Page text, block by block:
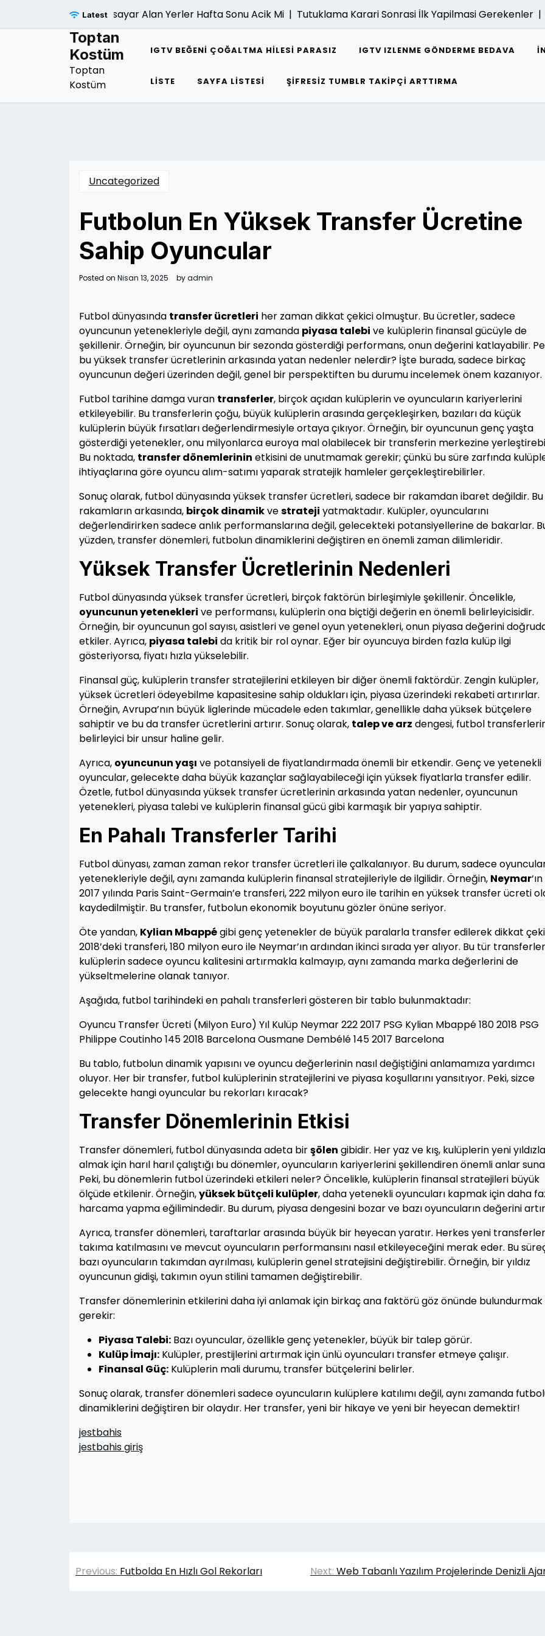
Latest
Bilgisayar Alan Yerler Hafta Sonu Acik Mi |Tutuklama Karari Sonrasi İlk Yapilmasi Gerekenler |E
Toptan
Kostüm
Toptan
Kostüm
IGTV BEĞENI ÇOĞALTMA HILESI PARASIZ IGTV IZLENME GÖNDERME BEDAVA
LISTE SAYFA LISTESI ŞIFRESIZ TUMBLR TAKIPÇI ARTTIRMA
Uncategorized
Futbolun En Yüksek Transfer Ücretine
Sahip Oyuncular
Posted on Nisan 13, 2025 byadmin
Futbol dünyasında transfer ücretleri her zaman dikkat çekici olmuştur. Bu ücretler, sadece
oyuncunun yetenekleriyle değil, aynı zamanda piyasa talebi ve kulüplerin finansal gücüyle de
şekillenir. Örneğin, bir oyuncunun bir sezonda gösterdiği performans, onun değerini katlayabilir.
bu yüksek transfer ücretlerinin arkasında yatan nedenler nelerdir? İşte burada, sadece birkaç
oyuncunun değeri üzerinden değil, genel bir perspektiften bu durumu incelemek önem kazanıyor.
Futbol tarihine damga vuran transferler, birçok açıdan kulüplerin ve oyuncuların kariyerlerini
etkileyebilir. Bu transferlerin çoğu, büyük kulüplerin arasında gerçekleşirken, bazıları da küçük
kulüplerin büyük fırsatları değerlendirmesiyle ortaya çıkıyor. Örneğin, bir oyuncunun genç yaşta
gösterdiği yetenekler, onu milyonlarca euroya mal olabilecek bir transferin merkezine
Bu noktada, transfer dönemlerinin etkisini de unutmamak gerekir; çünkü bu süre zarfında
ihtiyaçlarına göre oyuncu alım-satımı yaparak stratejik hamleler gerçekleştirebilirler.
Sonuç olarak, futbol dünyasında yüksek transfer ücretleri, sadece bir rakamdan ibaret değildir. Bu
rakamların arkasında, birçok dinamikvestrateji yatmaktadır. Kulüpler, oyuncularını
değerlendirirken sadece anlık performanslarına değil, gelecekteki potansiyellerine de bakarlar.
yüzden, transfer dönemleri, futbolun dinamiklerini değiştiren en önemli zaman dilimleridir.
Yüksek Transfer Ücretlerinin Nedenleri
Futbol dünyasında yüksek transfer ücretleri, birçok faktörün birleşimiyle şekillenir. Öncelikle,
oyuncunun yetenekleri ve performansı, kulüplerin ona biçtiği değerin en önemli belirleyicisidir.
Örneğin, bir oyuncunun gol sayısı, asistleri ve genel oyun yetenekleri, onun piyasa değerini
etkiler. Ayrıca, piyasa talebi da kritik bir rol oynar. Eğer bir oyuncuya birden fazla kulüp ilgi
gösteriyorsa, fiyatı hızla yükselebilir.
Finansal güç, kulüplerin transfer stratejilerini etkileyen bir diğer önemli faktördür. Zengin kulüpler,
yüksek ücretleri ödeyebilme kapasitesine sahip oldukları için, piyasa üzerindeki rekabeti artırırlar.
Örneğin, Avrupa’nın büyük liglerinde mücadele eden takımlar, genellikle daha yüksek bütçelere
sahiptir ve bu da transfer ücretlerini artırır. Sonuç olarak, talep ve arz dengesi, futbol
belirleyici bir unsur haline gelir.
Ayrıca, oyuncunun yaşı ve potansiyeli de fiyatlandırmada önemli bir etkendir. Genç ve yetenekli
oyuncular, gelecekte daha büyük kazançlar sağlayabileceği için yüksek fiyatlarla transfer edilir.
Özetle, futbol dünyasında yüksek transfer ücretlerinin arkasında yatan nedenler, oyuncunun
yetenekleri, piyasa talebi ve kulüplerin finansal gücü gibi karmaşık bir yapıya sahiptir.
En Pahalı Transferler Tarihi
Futbol dünyası, zaman zaman rekor transfer ücretleri ile çalkalanıyor. Bu durum, sadece
yetenekleriyle değil, aynı zamanda kulüplerin finansal stratejileriyle de ilgilidir. Örneğin, Neymar‘ın
2017 yılında Paris Saint-Germain’e transferi, 222 milyon euro ile tarihin en yüksek transfer ücreti
kaydedilmiştir. Bu transfer, futbolun ekonomik boyutunu gözler önüne seriyor.
Öte yandan, Kylian Mbappégibi genç yetenekler de büyük paralarla transfer edilerek dikkat
2018’deki transferi, 180 milyon euro ile Neymar’ın ardından ikinci sırada yer alıyor. Bu tür
kulüplerin sadece oyuncu kalitesini artırmakla kalmayıp, aynı zamanda marka değerlerini de
yükseltmelerine olanak tanıyor.
Aşağıda, futbol tarihindeki en pahalı transferleri gösteren bir tablo bulunmaktadır:
Oyuncu Transfer Ücreti (Milyon Euro) Yıl Kulüp Neymar 222 2017 PSG Kylian Mbappé 180 2018 PSG
Philippe Coutinho 145 2018 Barcelona Ousmane Dembélé 145 2017 Barcelona
Bu tablo, futbolun dinamik yapısını ve oyuncu değerlerinin nasıl değiştiğini anlamamıza yardımcı
oluyor. Her bir transfer, futbol kulüplerinin stratejilerini ve piyasa koşullarını yansıtıyor. Peki, sizce
gelecekte hangi oyuncular bu rekorları kıracak?
Transfer Dönemlerinin Etkisi
Transfer dönemleri, futbol dünyasında adeta birşölen gibidir. Her yaz ve kış, kulüplerin yeni
almak için harıl harıl çalıştığı bu dönemler, oyuncuların kariyerlerini şekillendiren önemli anlar
Peki, bu dönemlerin futbol üzerindeki etkileri neler? Öncelikle, kulüplerin finansal stratejileri büyük
ölçüde etkilenir. Örneğin,yüksek bütçeli kulüpler, daha yetenekli oyuncuları kapmak için daha
harcama yapma eğilimindedir. Bu durum, piyasa dengesini bozar ve bazı oyuncuların değerini
Ayrıca, transfer dönemleri, taraftarlar arasında büyük bir heyecan yaratır. Herkes yeni
takıma katılmasını ve mevcut oyuncuların performansını nasıl etkileyeceğini merak eder. Bu
bazı oyuncuların takımdan ayrılması, kulüplerin genel stratejisini değiştirebilir. Örneğin, bir yıldız
oyuncunun gidişi, takımın oyun stilini tamamen değiştirebilir.
Transfer dönemlerinin etkilerini daha iyi anlamak için birkaç ana faktörü göz önünde bulundurmak
gerekir:
Piyasa Talebi: Bazı oyuncular, özellikle genç yetenekler, büyük bir talep görür.
Kulüp İmajı: Kulüpler, prestijlerini artırmak için ünlü oyuncuları transfer etmeye çalışır.
Finansal Güç: Kulüplerin mali durumu, transfer bütçelerini belirler.
Sonuç olarak, transfer dönemleri sadece oyuncuların kulüplere katılımı değil, aynı zamanda
dinamiklerini değiştiren bir olaydır. Her transfer, yeni bir hikaye ve yeni bir heyecan demektir!
jestbahis
jestbahis giriş
Yazı
Previous: Futbolda En Hızlı Gol Rekorları Next: Web Tabanlı Yazılım Projelerinde Denizli